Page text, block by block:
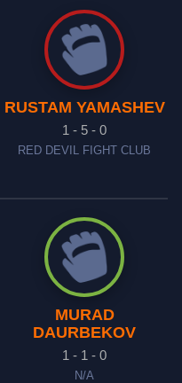
RUSTAM YAMASHEV
1 - 5 - 0
RED DEVIL FIGHT CLUB
MURAD
DAURBEKOV
1 - 1 - 0
N/A